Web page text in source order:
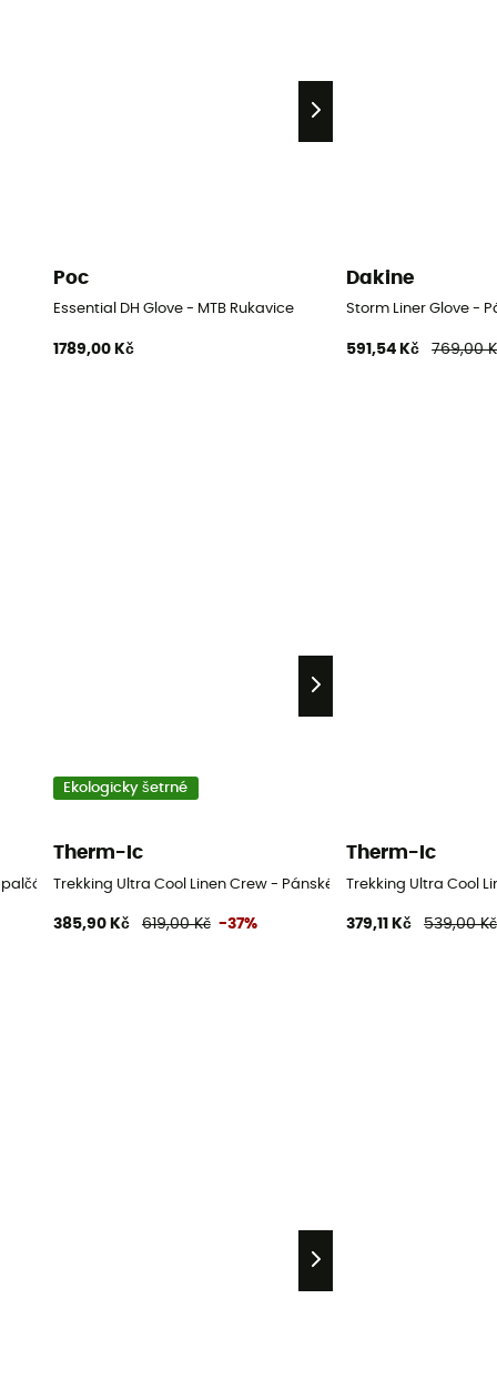
Poc
Essential DH Glove - MTB Rukavice
1789,00 Kč
Dakine
Storm Liner Glove -
591,54 Kč 769,00
palčáky
Ekologicky šetrné
Therm-Ic
Trekking Ultra Cool Linen Crew - Pánské Turistické ponožky
385,90 Kč 619,00 Kč -37%
Therm-Ic
Trekking Ultra Cool
379,11 Kč 539,00 Kč